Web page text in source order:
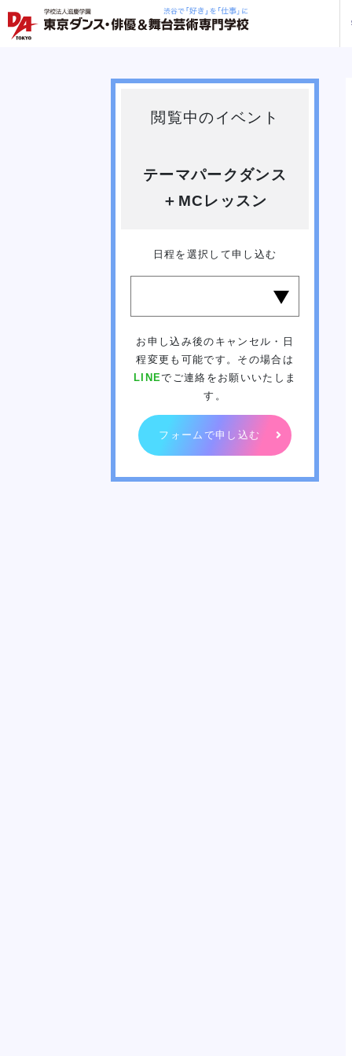
私た
人材
DA
約束
ソー
学科・専攻
教育システム
企業
海外
就職・デビュー
あな
入学
一般
スクールライフ
年間
ケジ
DA
入学
閲覧中のイベント
テーマパークダンス
＋MCレッスン
日程を選択して申し込む
お申し込み後のキャンセル・日
程変更も可能です。その場合は
LINEでご連絡をお願いいたしま
す。
フォームで申し込む